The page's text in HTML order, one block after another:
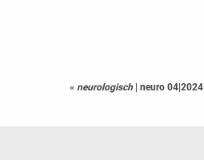
« neurologisch | neuro 04|2024